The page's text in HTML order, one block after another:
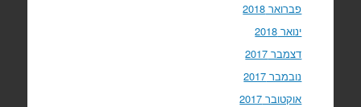
פברואר 2018
ינואר 2018
דצמבר 2017
נובמבר 2017
אוקטובר 2017